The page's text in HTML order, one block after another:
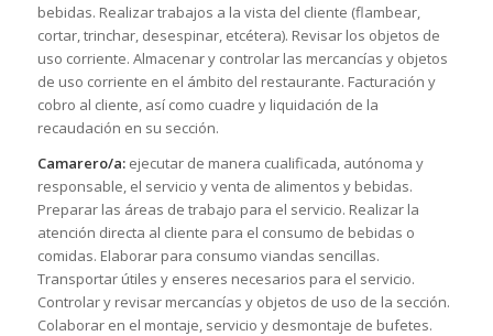
bebidas. Realizar trabajos a la vista del cliente (flambear,
cortar, trinchar, desespinar, etcétera). Revisar los objetos de
uso corriente. Almacenar y controlar las mercancías y objetos
de uso corriente en el ámbito del restaurante. Facturación y
cobro al cliente, así como cuadre y liquidación de la
recaudación en su sección.
Camarero/a:ejecutar de manera cualificada, autónoma y
responsable, el servicio y venta de alimentos y bebidas.
Preparar las áreas de trabajo para el servicio. Realizar la
atención directa al cliente para el consumo de bebidas o
comidas. Elaborar para consumo viandas sencillas.
Transportar útiles y enseres necesarios para el servicio.
Controlar y revisar mercancías y objetos de uso de la sección.
Colaborar en el montaje, servicio y desmontaje de bufetes.